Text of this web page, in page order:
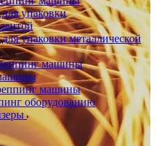
упаковки
упаковки металлической
машины
машины
оборудованию